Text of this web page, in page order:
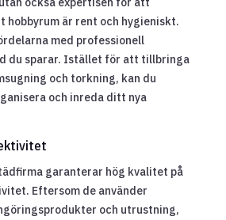
är rent och hygieniskt.
med professionell
du sparar. Istället för att tillbringa
och torkning, kan du
och inreda ditt nya
garanterar hög kvalitet på
Eftersom de använder
och utrustning,